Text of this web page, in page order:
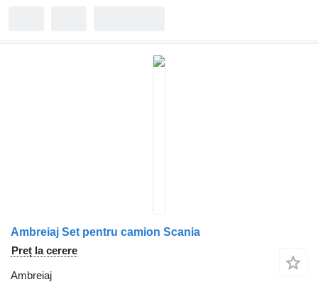
Ambreiaj Set pentru camion Scania
Preț la cerere
Ambreiaj